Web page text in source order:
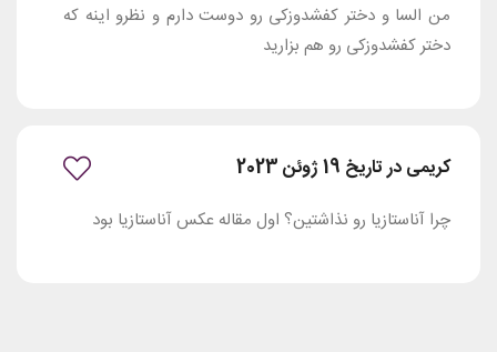
من السا و دختر کفشدوزکی رو دوست دارم و نظرو اینه که
دختر کفشدوزکی رو هم بزارید
کریمی در تاریخ 19 ژوئن 2023
چرا آناستازیا رو نذاشتین؟ اول مقاله عکس آناستازیا بود